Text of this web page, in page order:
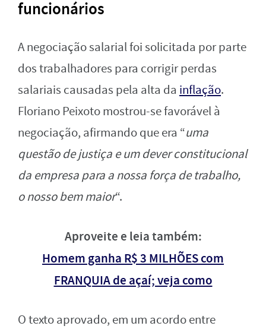
funcionários
A negociação salarial foi solicitada por parte
dos trabalhadores para corrigir perdas
salariais causadas pela alta da inflação.
Floriano Peixoto mostrou-se favorável à
negociação, afirmando que era “uma
questão de justiça e um dever constitucional
da empresa para a nossa força de trabalho,
o nosso bem maior“.
Aproveite e leia também:
Homem ganha R$ 3 MILHÕES com
FRANQUIA de açaí; veja como
O texto aprovado, em um acordo entre